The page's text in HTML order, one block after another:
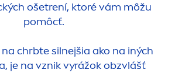
ošetrení, ktoré vám môžu
pomôcť.
na chrbte silnejšia ako na iných
je na vznik vyrážok obzvlášť